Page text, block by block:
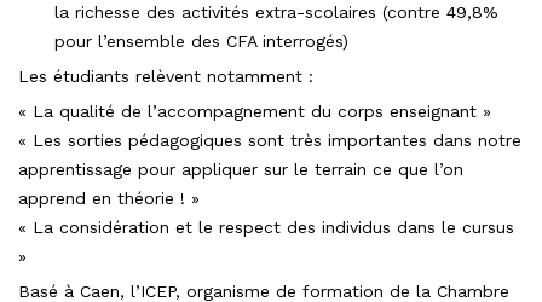
la richesse des activités extra-scolaires (contre 49,8%
pour l’ensemble des CFA interrogés)
Les étudiants relèvent notamment :
« La qualité de l’accompagnement du corps enseignant »
« Les sorties pédagogiques sont très importantes dans notre
apprentissage pour appliquer sur le terrain ce que l’on
apprend en théorie ! »
« La considération et le respect des individus dans le cursus
»
Basé à Caen, l’ICEP, organisme de formation de la Chambre